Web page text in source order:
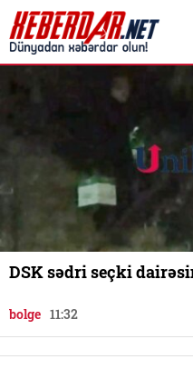
DSK sədri seçki
bolge 11:32